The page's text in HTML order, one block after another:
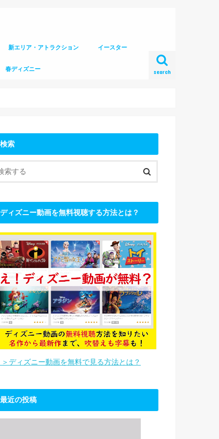
search
新エリア・アトラクション イースター
春ディズニー
検索
ディズニー動画を無料視聴する方法とは？
＞ディズニー動画を無料で見る方法とは？
最近の投稿